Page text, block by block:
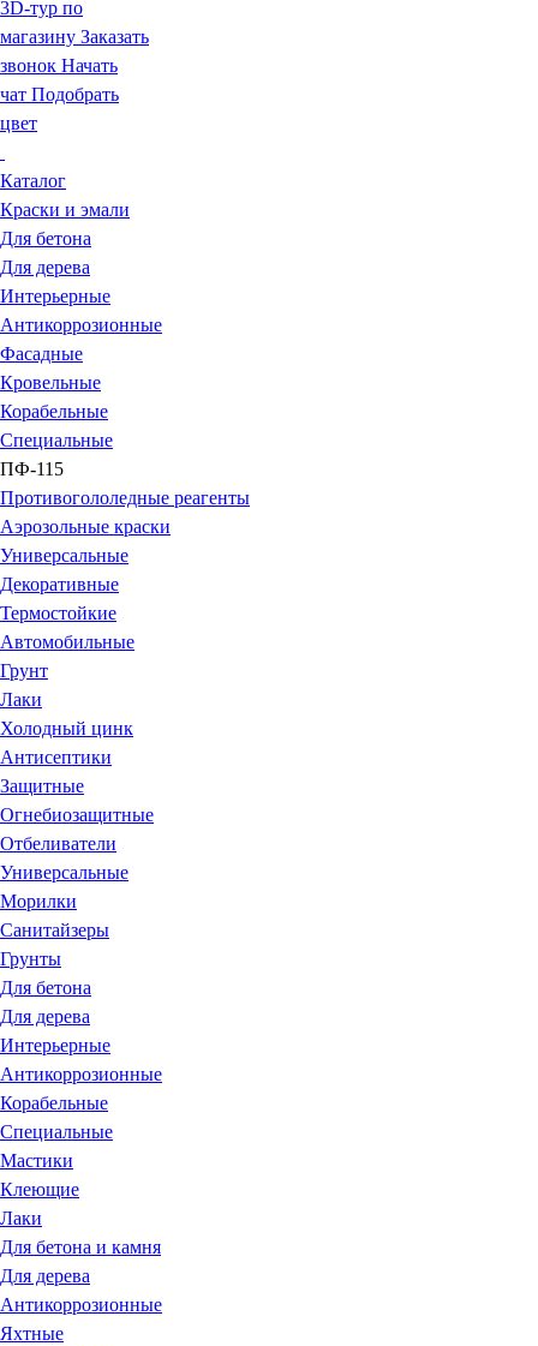
3D-тур по
магазину Заказать
звонок Начать
чат Подобрать
цвет
Каталог
Краски и эмали
Для бетона
Для дерева
Интерьерные
Антикоррозионные
Фасадные
Кровельные
Корабельные
Специальные
ПФ-115
Противогололедные реагенты
Аэрозольные краски
Универсальные
Декоративные
Термостойкие
Автомобильные
Грунт
Лаки
Холодный цинк
Антисептики
Защитные
Огнебиозащитные
Отбеливатели
Универсальные
Морилки
Санитайзеры
Грунты
Для бетона
Для дерева
Интерьерные
Антикоррозионные
Корабельные
Специальные
Мастики
Клеющие
Лаки
Для бетона и камня
Для дерева
Антикоррозионные
Яхтные